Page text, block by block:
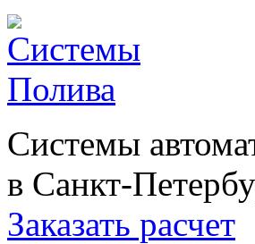
Системы
в Санкт-
Заказать расчет